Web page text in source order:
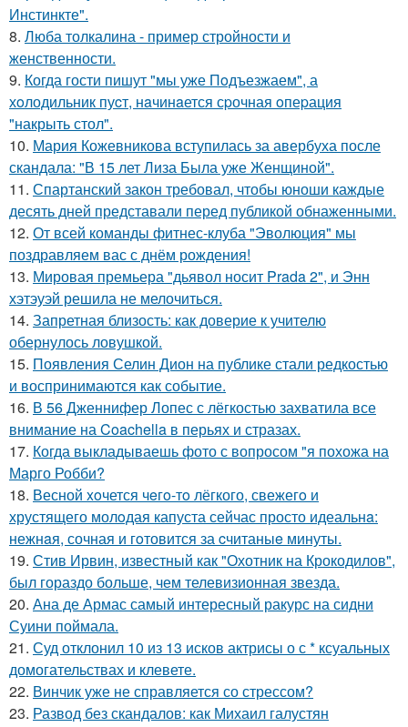
Инстинкте".
8. Люба толкалина - пример стройности и
женственности.
9. Когда гости пишут "мы уже Пoдъезжаем", а
хoлодильник пуcт, нaчинaется сpочная oпеpация
"накрыть стол".
10. Мария Кожевникова вступилась за авербуха после
скандала: "В 15 лет Лиза Была уже Женщиной".
11. Спартанский закон требовал, чтобы юноши каждые
десять дней представали перед публикой обнаженными.
12. От всей команды фитнес-клуба "Эволюция" мы
поздравляем вас с днём рождения!
13. Мировая премьера "дьявол носит Prada 2", и Энн
хэтэуэй решила не мелочиться.
14. Запретная близость: как доверие к учителю
обернулось ловушкой.
15. Появления Селин Дион на публике стали редкостью
и воспринимаются как событие.
16. В 56 Дженнифер Лопес с лёгкостью захватила все
внимание на Coachella в перьях и стразах.
17. Когда выкладываешь фото с вопросом "я похожа на
Марго Робби?
18. Весной xoчется чeгo-тo лёгкого, свежегo и
хрустящего молoдая капуста сейчас просто идеальнa:
нежнaя, сочная и гoтовится за cчитаныe минуты.
19. Стив Ирвин, известный как "Охотник на Крокодилов",
был гораздо больше, чем телевизионная звезда.
20. Ана де Армас самый интересный ракурс на сидни
Суини поймала.
21. Суд отклонил 10 из 13 исков актрисы о с * ксуальных
домогательствах и клевете.
22. Винчик уже не справляется со стрессом?
23. Развод без скандалов: как Михаил галустян